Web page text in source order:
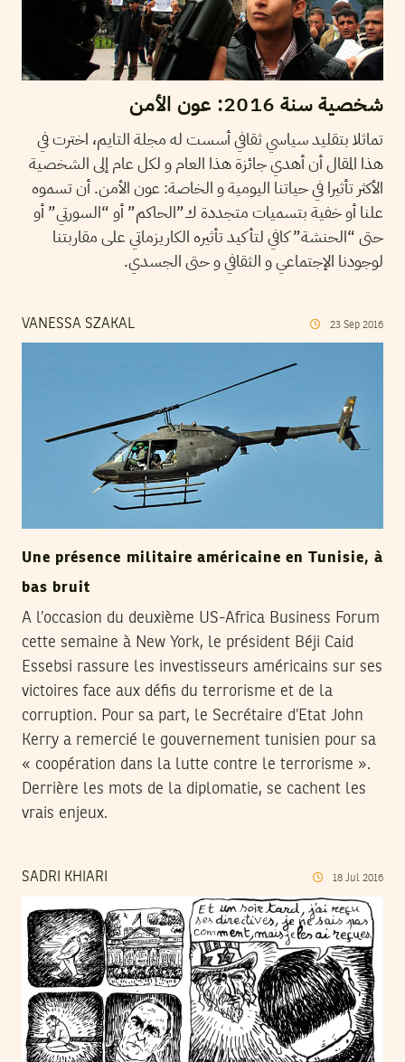
شخصية سنة 2016: عون الأمن
تماثلا بتقليد سياسي ثقافي أسست له مجلة التايم، اخترت في
هذا المقال أن أهدي جائزة هذا العام و لكل عام إلى الشخصية
الأكثر تأثيرا في حياتنا اليومية و الخاصة: عون الأمن. أن تسموه
علنا أو خفية بتسميات متجددة ك”الحاكم” أو “السورتي” أو
حتى “الحنشة” كافي لتأكيد تأثيره الكاريزماتي على مقاربتنا
لوجودنا الإجتماعي و الثقافي و حتى الجسدي.
VANESSA SZAKAL 23 Sep 2016
Une présence militaire américaine en Tunisie, à
bas bruit
A l’occasion du deuxième US-Africa Business Forum
cette semaine à New York, le président Béji Caid
Essebsi rassure les investisseurs américains sur ses
victoires face aux défis du terrorisme et de la
corruption. Pour sa part, le Secrétaire d’Etat John
Kerry a remercié le gouvernement tunisien pour sa
« coopération dans la lutte contre le terrorisme ».
Derrière les mots de la diplomatie, se cachent les
vrais enjeux.
SADRI KHIARI 18 Jul 2016